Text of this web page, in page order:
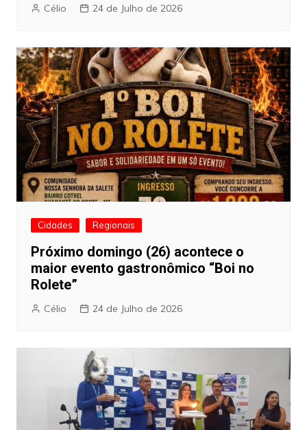
Célio 24 de Julho de 2026
Cidades Regionais
Próximo domingo (26) acontece o
maior evento gastronômico “Boi no
Rolete”
Célio 24 de Julho de 2026